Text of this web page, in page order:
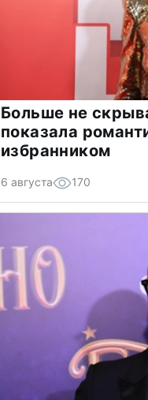
Больше не
показала
избранником
6 августа 170